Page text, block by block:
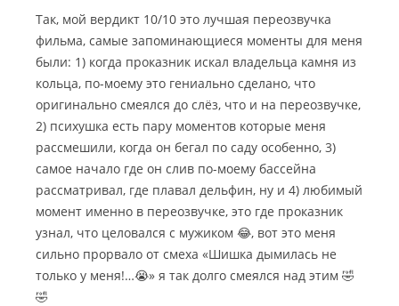
Так, мой вердикт 10/10 это лучшая переозвучка
фильма, самые запоминающиеся моменты для меня
были: 1) когда проказник искал владельца камня из
кольца, по-моему это гениально сделано, что
оригинально смеялся до слёз, что и на переозвучке,
2) психушка есть пару моментов которые меня
рассмешили, когда он бегал по саду особенно, 3)
самое начало где он слив по-моему бассейна
рассматривал, где плавал дельфин, ну и 4) любимый
момент именно в переозвучке, это где проказник
узнал, что целовался с мужиком 😂, вот это меня
сильно прорвало от смеха «Шишка дымилась не
только у меня!…😭» я так долго смеялся над этим 🤣
🤣